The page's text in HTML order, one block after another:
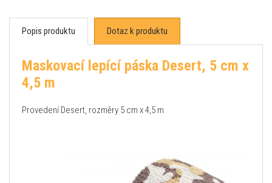
Popis produktu Dotaz k produktu
Maskovací lepící páska Desert, 5 cm x
4,5 m
Provedení Desert, rozměry 5 cm x 4,5 m